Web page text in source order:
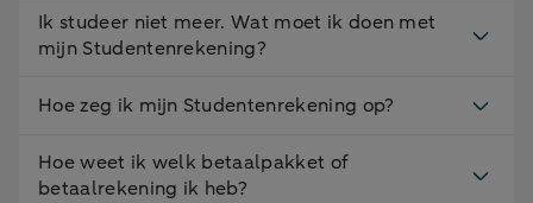
Ik studeer niet meer. Wat moet ik doen met
mijn Studentenrekening?
Hoe zeg ik mijn Studentenrekening op?
Hoe weet ik welk betaalpakket of
betaalrekening ik heb?